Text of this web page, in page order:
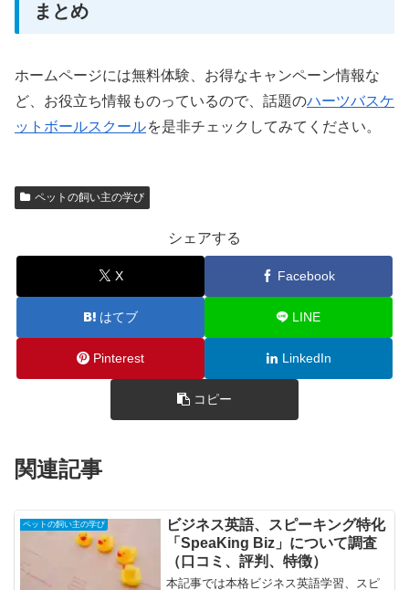
まとめ
ホームページには無料体験、お得なキャンペーン情報な
ど、お役立ち情報ものっているので、話題のハーツバスケ
ットボールスクールを是非チェックしてみてください。
ペットの飼い主の学び
シェアする
X Facebook
はてブ LINE
Pinterest LinkedIn
コピー
関連記事
ペットの飼い主の学び
ビジネス英語、スピーキング特化
「SpeaKing Biz」について調査
（口コミ、評判、特徴）
本記事では本格ビジネス英語学習、スピ